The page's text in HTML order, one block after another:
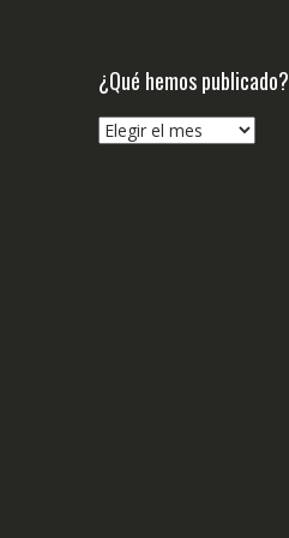
¿Qué hemos publicado?
¿Qué